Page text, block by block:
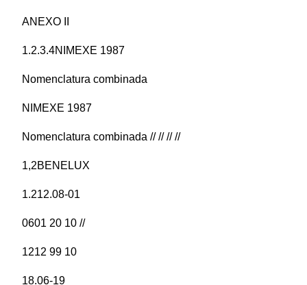
ANEXO II
1.2.3.4NIMEXE 1987
Nomenclatura combinada
NIMEXE 1987
Nomenclatura combinada // // // //
1,2BENELUX
1.212.08-01
0601 20 10 //
1212 99 10
18.06-19